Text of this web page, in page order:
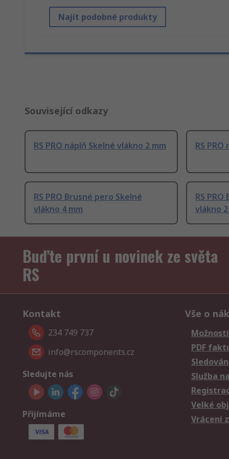
Najít podobné produkty
Související odkazy
RS PRO náplň Skelné vlákno 2 mm RS
RS PRO Brusné pero Skelné
vlákno 4 mm
RS
vlákno
Buďte první u novinek ze světa
RS
Kontakt
234 749 737
info@rscomponents.cz
Sledujte nás
Přijímáme
Vše o
PDF
Služba
Velké
Vrácení